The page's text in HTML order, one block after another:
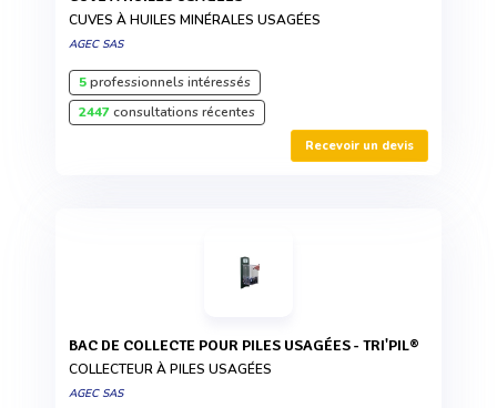
CUVES À HUILES MINÉRALES USAGÉES
AGEC SAS
5professionnels intéressés
2447consultations récentes
Recevoir un devis
BAC DE COLLECTE POUR PILES USAGÉES - TRI'PIL®
COLLECTEUR À PILES USAGÉES
AGEC SAS